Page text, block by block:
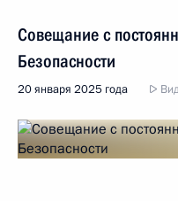
Совещание с
Безопасности
20 января 2025 года